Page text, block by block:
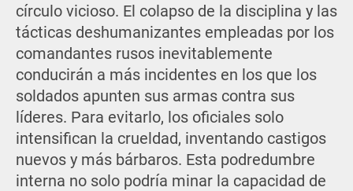
círculo vicioso. El colapso de la disciplina y las
tácticas deshumanizantes empleadas por los
comandantes rusos inevitablemente
conducirán a más incidentes en los que los
soldados apunten sus armas contra sus
líderes. Para evitarlo, los oficiales solo
intensifican la crueldad, inventando castigos
nuevos y más bárbaros. Esta podredumbre
interna no solo podría minar la capacidad de